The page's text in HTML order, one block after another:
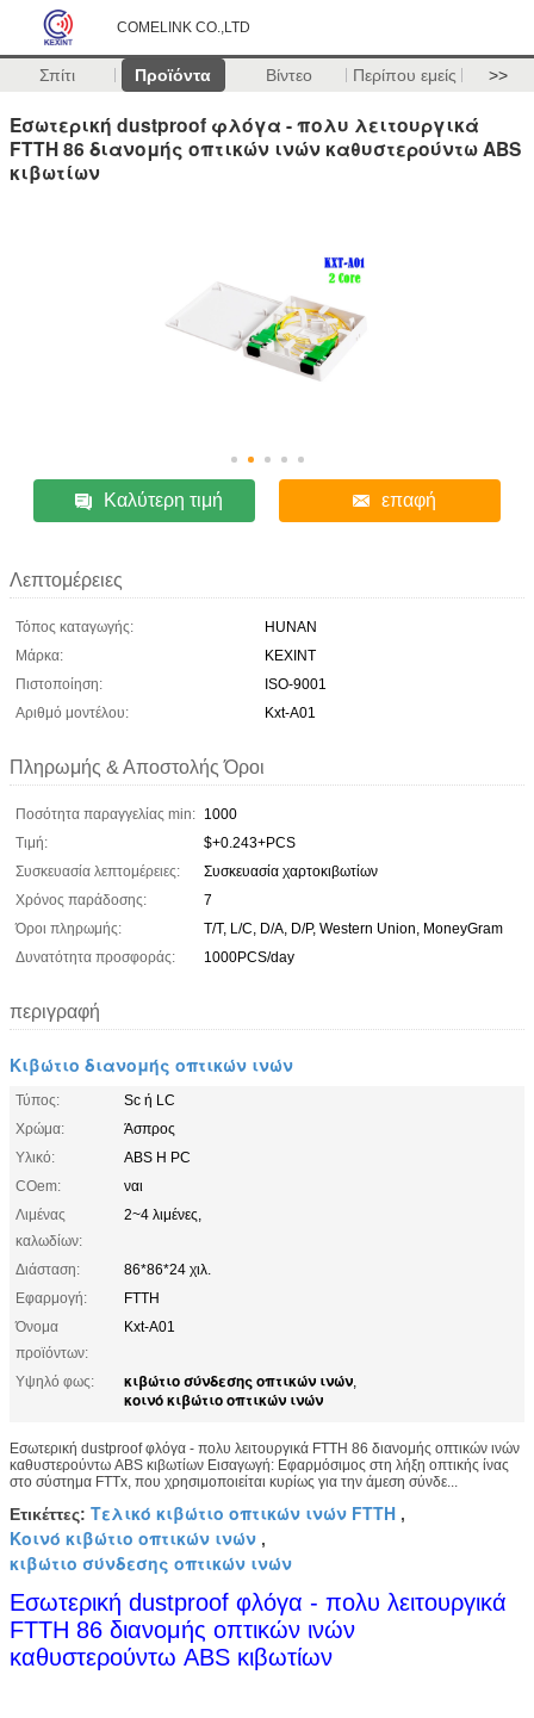
COMELINK CO.,LTD
Σπίτι Προϊόντα Βίντεο Περίπου εμείς >>
Εσωτερική dustproof φλόγα - πολυ λειτουργικά
FTTH 86 διανομής οπτικών ινών καθυστερούντω ABS
κιβωτίων
Καλύτερη τιμή επαφή
Λεπτομέρειες
Τόπος καταγωγής:
HUNAN
Μάρκα:
KEXINT
Πιστοποίηση:
ISO-9001
Αριθμό μοντέλου:
Kxt-A01
Πληρωμής & Αποστολής Όροι
Ποσότητα παραγγελίας min: 1000
Τιμή:
$+0.243+PCS
Συσκευασία λεπτομέρειες:
Συσκευασία χαρτοκιβωτίων
Χρόνος παράδοσης:
7
Όροι πληρωμής:
T/T, L/C, D/A, D/P, Western Union, MoneyGram
Δυνατότητα προσφοράς:
1000PCS/day
περιγραφή
Κιβώτιο διανομής οπτικών ινών
Τύπος:
Sc ή LC
Χρώμα:
Άσπρος
Υλικό:
ABS Η PC
COem:
ναι
Λιμένας
καλωδίων:
2~4 λιμένες,
Διάσταση:
86*86*24 χιλ.
Εφαρμογή:
FTTH
Όνομα
προϊόντων:
Kxt-A01
Υψηλό φως: κιβώτιο σύνδεσης οπτικών ινών,
κοινό κιβώτιο οπτικών ινών
Εσωτερική dustproof φλόγα - πολυ λειτουργικά FTTH 86 διανομής οπτικών ινών
καθυστερούντω ABS κιβωτίων Εισαγωγή: Εφαρμόσιμος στη λήξη οπτικής ίνας
στο σύστημα FTTx, που χρησιμοποιείται κυρίως για την άμεση σύνδε...
Ετικέττες: Τελικό κιβώτιο οπτικών ινών FTTH ,
Κοινό κιβώτιο οπτικών ινών ,
κιβώτιο σύνδεσης οπτικών ινών
Εσωτερική dustproof φλόγα - πολυ λειτουργικά
FTTH 86 διανομής οπτικών ινών
καθυστερούντω ABS κιβωτίων